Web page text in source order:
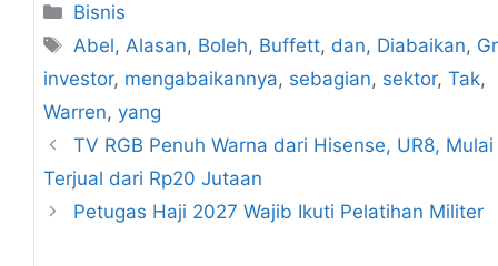
Kategori
Bisnis
Tag
Abel, Alasan, Boleh, Buffett, dan, Diabaikan,
investor, mengabaikannya, sebagian, sektor, Tak,
Warren, yang
TV RGB Penuh Warna dari Hisense, UR8, Mulai
Terjual dari Rp20 Jutaan
Petugas Haji 2027 Wajib Ikuti Pelatihan Militer